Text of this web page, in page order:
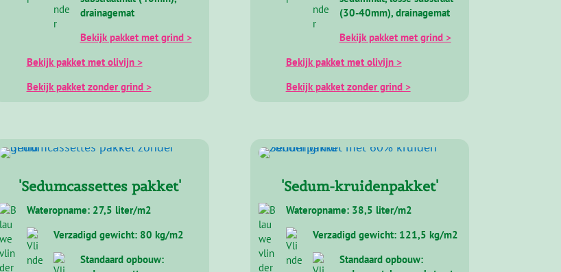
Verzadigd gewicht: 54 kg/m2
substraatmat (40mm),
drainagemat
Bekijk pakket met grind >
Bekijk pakket met olivijn >
Verzadigd gewicht: 85-90 kg/m2
sedummat, losse substraat
(30-40mm), drainagemat
Bekijk pakket met grind >
Bekijk pakket met olivijn >